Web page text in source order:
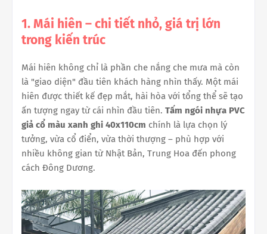
1. Mái hiên – chi tiết nhỏ, giá trị lớn
trong kiến trúc
Mái hiên không chỉ là phần che nắng che mưa mà còn
là "giao diện" đầu tiên khách hàng nhìn thấy. Một mái
hiên được thiết kế đẹp mắt, hài hòa với tổng thể sẽ tạo
ấn tượng ngay từ cái nhìn đầu tiên. Tấm ngói nhựa PVC
giả cổ màu xanh ghi 40x110cm chính là lựa chọn lý
tưởng, vừa cổ điển, vừa thời thượng – phù hợp với
nhiều không gian từ Nhật Bản, Trung Hoa đến phong
cách Đông Dương.